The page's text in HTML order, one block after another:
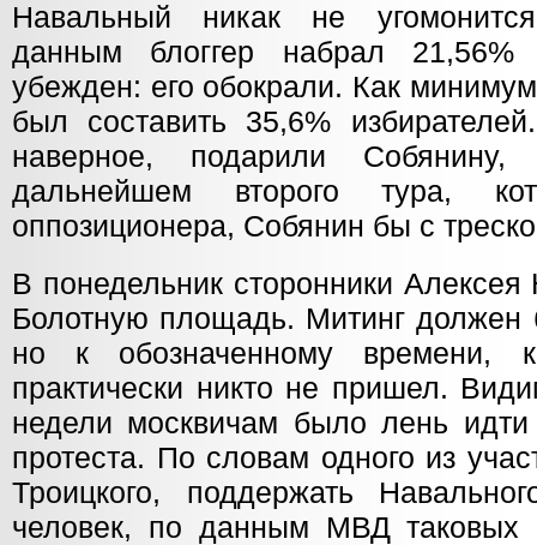
Навальный никак не
данным блоггер набрал 21,56%
убежден: его обокрали. Как
был составить 35,6%
наверное, подарили
дальнейшем второго тура,
оппозиционера, Собянин бы с
В понедельник сторонники
Болотную площадь. Митинг должен
но к обозначенному времени,
практически никто не пришел.
недели москвичам было лень
протеста. По словам одного из
Троицкого, поддержать
человек, по данным МВД таковых